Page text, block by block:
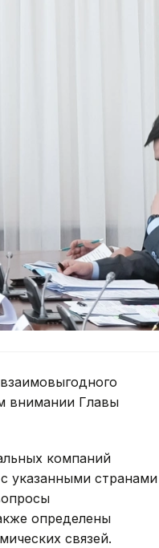
внимании Главы
компаний
указанными странами
определены
связей.